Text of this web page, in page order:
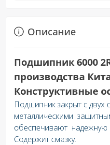
Описание
Подшипник 6000
производства
Конструктивные
Подшипник закрыт с
металлическими
обеспечивают надежную
Содержит смазку.